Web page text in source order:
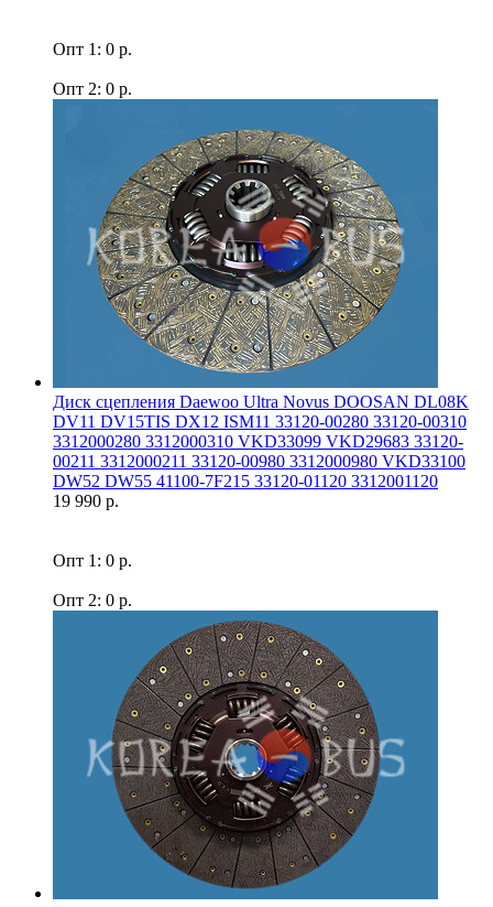
Опт 1: 0 р.
Опт 2: 0 р.
Диск сцепления Daewoo Ultra Novus DOOSAN DL08K
DV11 DV15TIS DX12 ISM11 33120-00280 33120-00310
3312000280 3312000310 VKD33099 VKD29683 33120-
00211 3312000211 33120-00980 3312000980 VKD33100
DW52 DW55 41100-7F215 33120-01120 3312001120
19 990 р.
Опт 1: 0 р.
Опт 2: 0 р.